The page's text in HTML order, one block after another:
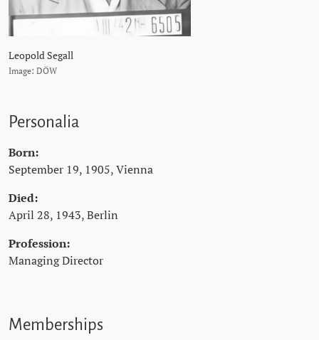
Leopold Segall
Image: DÖW
Personalia
Born:
September 19, 1905, Vienna
Died:
April 28, 1943, Berlin
Profession:
Managing Director
Memberships